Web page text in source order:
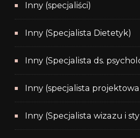
Inny (specjaliści)
Inny (Specjalista Dietetyk)
Inny (Specjalista ds.
Inny (specjalista
Inny (Specjalista wizazu i